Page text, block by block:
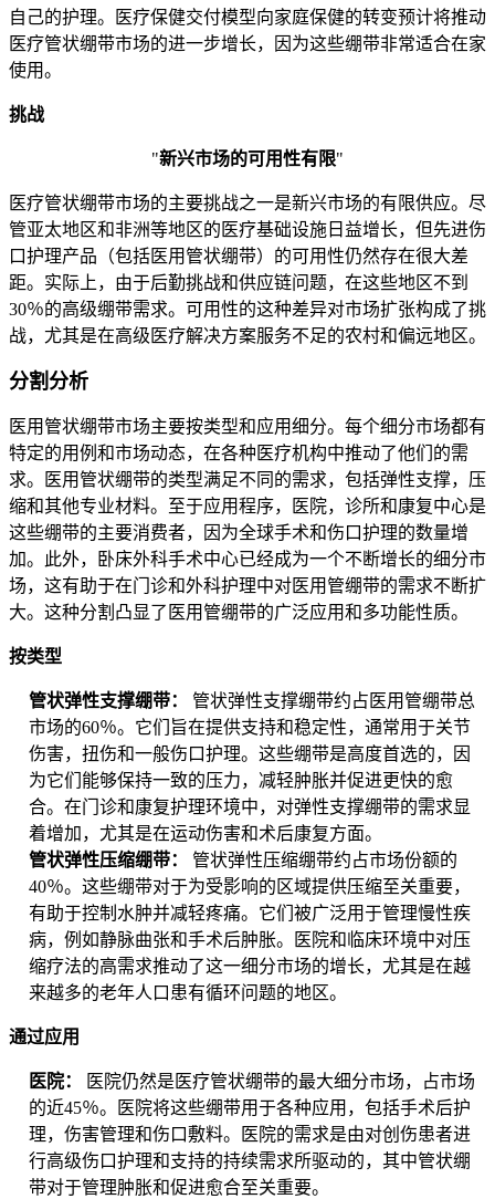
自己的护理。医疗保健交付模型向家庭保健的转变预计将推动
医疗管状绷带市场的进一步增长，因为这些绷带非常适合在家
使用。
挑战
"新兴市场的可用性有限"
医疗管状绷带市场的主要挑战之一是新兴市场的有限供应。尽
管亚太地区和非洲等地区的医疗基础设施日益增长，但先进伤
口护理产品（包括医用管状绷带）的可用性仍然存在很大差
距。实际上，由于后勤挑战和供应链问题，在这些地区不到
30％的高级绷带需求。可用性的这种差异对市场扩张构成了挑
战，尤其是在高级医疗解决方案服务不足的农村和偏远地区。
分割分析
医用管状绷带市场主要按类型和应用细分。每个细分市场都有
特定的用例和市场动态，在各种医疗机构中推动了他们的需
求。医用管状绷带的类型满足不同的需求，包括弹性支撑，压
缩和其他专业材料。至于应用程序，医院，诊所和康复中心是
这些绷带的主要消费者，因为全球手术和伤口护理的数量增
加。此外，卧床外科手术中心已经成为一个不断增长的细分市
场，这有助于在门诊和外科护理中对医用管绷带的需求不断扩
大。这种分割凸显了医用管绷带的广泛应用和多功能性质。
按类型
管状弹性支撑绷带： 管状弹性支撑绷带约占医用管绷带总
市场的60％。它们旨在提供支持和稳定性，通常用于关节
伤害，扭伤和一般伤口护理。这些绷带是高度首选的，因
为它们能够保持一致的压力，减轻肿胀并促进更快的愈
合。在门诊和康复护理环境中，对弹性支撑绷带的需求显
着增加，尤其是在运动伤害和术后康复方面。
管状弹性压缩绷带： 管状弹性压缩绷带约占市场份额的
40％。这些绷带对于为受影响的区域提供压缩至关重要，
有助于控制水肿并减轻疼痛。它们被广泛用于管理慢性疾
病，例如静脉曲张和手术后肿胀。医院和临床环境中对压
缩疗法的高需求推动了这一细分市场的增长，尤其是在越
来越多的老年人口患有循环问题的地区。
通过应用
医院：
医院仍然是医疗管状绷带的最大细分市场，占市场
的近45％。医院将这些绷带用于各种应用，包括手术后护
理，伤害管理和伤口敷料。医院的需求是由对创伤患者进
行高级伤口护理和支持的持续需求所驱动的，其中管状绷
带对于管理肿胀和促进愈合至关重要。